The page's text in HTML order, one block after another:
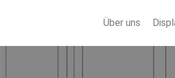
Über uns